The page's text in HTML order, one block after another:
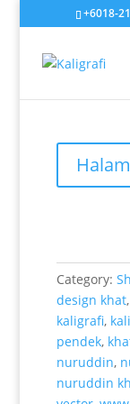
+6018-
Category:
design khat,
kaligrafi,
pendek,
nuruddin,
nuruddin